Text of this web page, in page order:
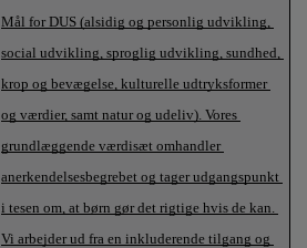
Mål for DUS (alsidig og personlig udvikling,
social udvikling, sproglig udvikling, sundhed,
krop og bevægelse, kulturelle udtryksformer
og værdier, samt natur og udeliv). Vores
grundlæggende værdisæt omhandler
anerkendelsesbegrebet og tager udgangspunkt
i tesen om, at børn gør det rigtige hvis de kan.
Vi arbejder ud fra en inkluderende tilgang og